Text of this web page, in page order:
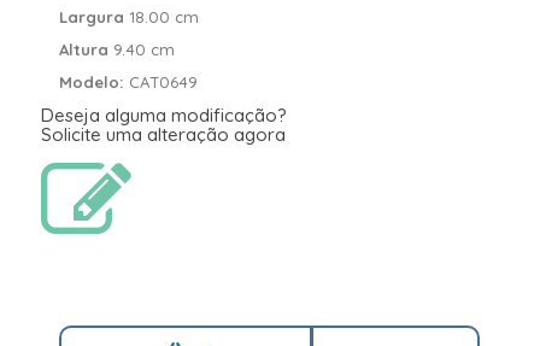
Largura 18.00 cm
Altura 9.40 cm
Modelo: CAT0649
Deseja alguma modificação?
Solicite uma alteração agora